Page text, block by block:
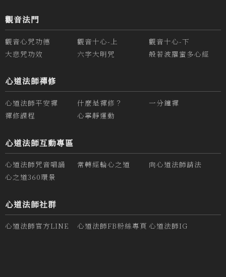
觀音法門
觀音心咒功德 觀音十心-上
觀音十心-下
大悲咒功效
六字大明咒 般若波羅蜜多心經
心道法師禪修
心道法師平安禪 什麼是禪修？
一分鐘禪
禪修課程
心寧靜運動
心道法師互動專區
心道法師咒音唱誦 常轉經輪心之道
向心道法師請法
心之道360環景
心道法師社群
心道法師官方LINE 心道法師FB粉絲專頁 心道法師IG